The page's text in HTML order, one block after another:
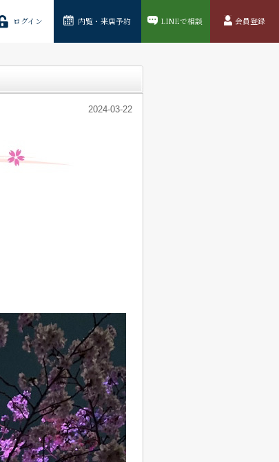
ログイン 内覧・来店予約 LINEで相談 会員登録
2024-03-22